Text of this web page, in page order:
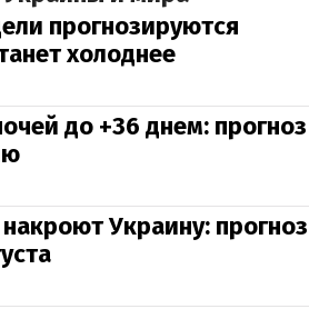
прогнозируются
холоднее
до +36 днем: прогноз
Украину: прогноз